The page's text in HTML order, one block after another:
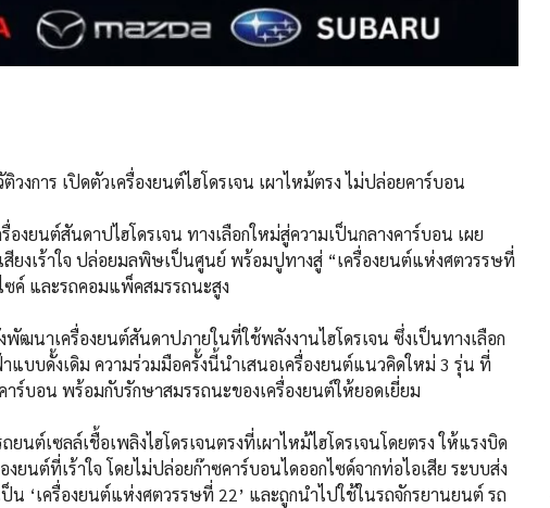
งการ เปิดตัวเครื่องยนต์ไฮโดรเจน เผาไหม้ตรง ไม่ปล่อยคาร์บอน
ยนต์สันดาปไฮโดรเจน ทางเลือกใหม่สู่ความเป็นกลางคาร์บอน เผย
สียงเร้าใจ ปล่อยมลพิษเป็นศูนย์ พร้อมปูทางสู่ “เครื่องยนต์แห่งศตวรรษที่
ซค์ และรถคอมแพ็คสมรรถนะสูง
พัฒนาเครื่องยนต์สันดาปภายในที่ใช้พลังงานไฮโดรเจน ซึ่งเป็นทางเลือก
บบดั้งเดิม ความร่วมมือครั้งนี้นำเสนอเครื่องยนต์แนวคิดใหม่ 3 รุ่น ที่
ร์บอน พร้อมกับรักษาสมรรถนะของเครื่องยนต์ให้ยอดเยี่ยม
นต์เซลล์เชื้อเพลิงไฮโดรเจนตรงที่เผาไหม้ไฮโดรเจนโดยตรง ให้แรงบิด
ยนต์ที่เร้าใจ โดยไม่ปล่อยก๊าซคาร์บอนไดออกไซด์จากท่อไอเสีย ระบบส่ง
น ‘เครื่องยนต์แห่งศตวรรษที่ 22’ และถูกนำไปใช้ในรถจักรยานยนต์ รถ